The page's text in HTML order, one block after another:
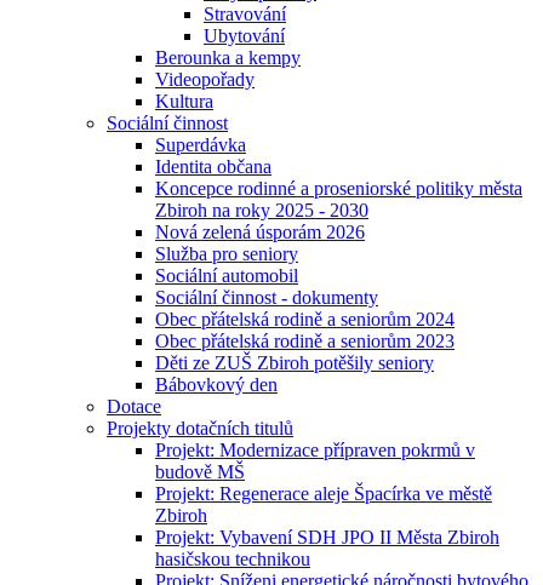
Stravování
Ubytování
Berounka a kempy
Videopořady
Kultura
Sociální činnost
Superdávka
Identita občana
Koncepce rodinné a proseniorské politiky města
Zbiroh na roky 2025 - 2030
Nová zelená úsporám 2026
Služba pro seniory
Sociální automobil
Sociální činnost - dokumenty
Obec přátelská rodině a seniorům 2024
Obec přátelská rodině a seniorům 2023
Děti ze ZUŠ Zbiroh potěšily seniory
Bábovkový den
Dotace
Projekty dotačních titulů
Projekt: Modernizace přípraven pokrmů v
budově MŠ
Projekt: Regenerace aleje Špacírka ve městě
Zbiroh
Projekt: Vybavení SDH JPO II Města Zbiroh
hasičskou technikou
Projekt: Sníženi energetické náročnosti bytového